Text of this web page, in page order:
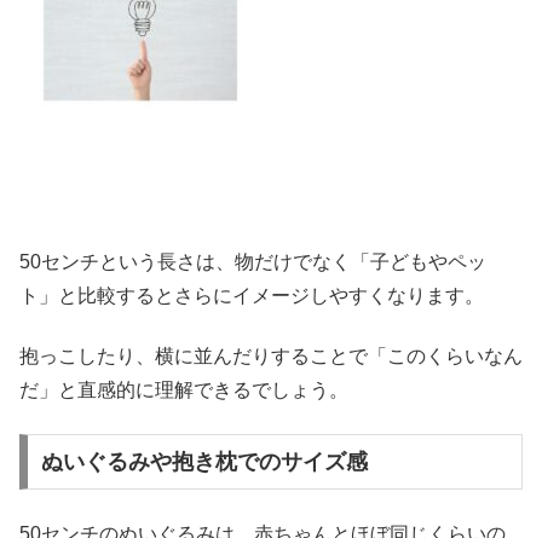
50センチという長さは、物だけでなく「子どもやペッ
ト」と比較するとさらにイメージしやすくなります。
抱っこしたり、横に並んだりすることで「このくらいなん
だ」と直感的に理解できるでしょう。
ぬいぐるみや抱き枕でのサイズ感
50センチのぬいぐるみは、赤ちゃんとほぼ同じくらいの